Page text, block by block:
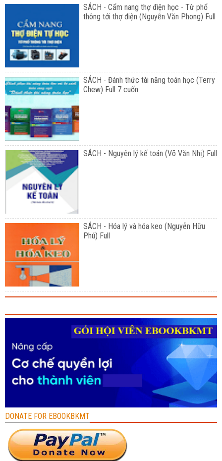
SÁCH - Cẩm nang thợ điện học - Từ phổ
thông tới thợ điện (Nguyễn Văn Phong) Full
SÁCH - Đánh thức tài năng toán học (Terry
Chew) Full 7 cuốn
SÁCH - Nguyên lý kế toán (Võ Văn Nhị) Full
SÁCH - Hóa lý và hóa keo (Nguyễn Hữu
Phú) Full
DONATE FOR EBOOKBKMT